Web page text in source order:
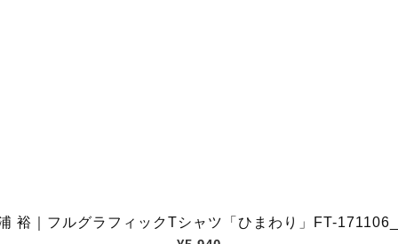
裕｜フルグラフィックTシャツ「ひまわり」FT-